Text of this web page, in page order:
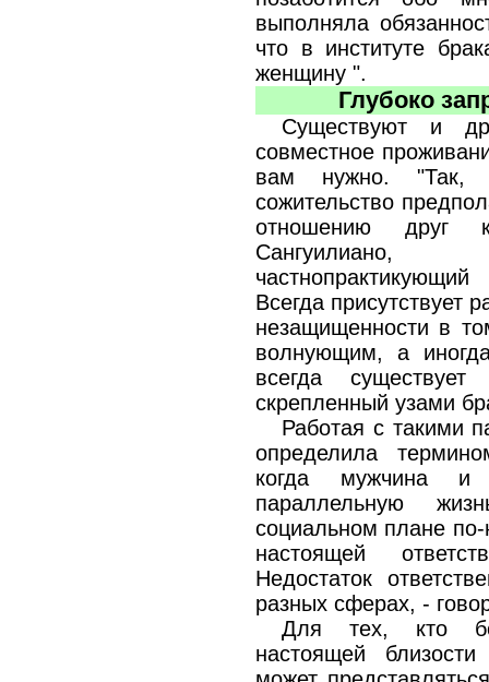
выполняла
что в институте
женщину ".
Глубоко
Существуют и
совместное
вам нужно. "Так,
сожительство
отношению друг
Всегда присутствует
незащищенности в
волнующим, а
всегда
скрепленный узами
Работая с такими
определила
когда мужчина
параллельную
социальном плане
настоящей
Недостаток
разных сферах, -
Для тех, кто
настоящей